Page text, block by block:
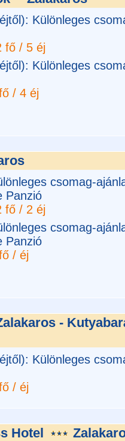
Különleges
fő / 5 éj
Különleges
/ 4 éj
csomag-
Panzió
fő / 2 éj
csomag-
Panzió
/ éj
-
Különleges
/ éj
Hotel